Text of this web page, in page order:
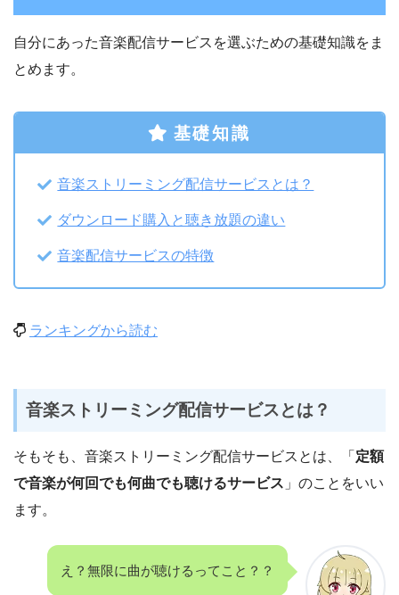
自分にあった音楽配信サービスを選ぶための基礎知識をま
とめます。
基礎知識
音楽ストリーミング配信サービスとは？
ダウンロード購入と聴き放題の違い
音楽配信サービスの特徴
ランキングから読む
音楽ストリーミング配信サービスとは？
そもそも、音楽ストリーミング配信サービスとは、「 定額
で音楽が何回でも何曲でも聴けるサービス 」のことをいい
ます。
え？無限に曲が聴けるってこと？？